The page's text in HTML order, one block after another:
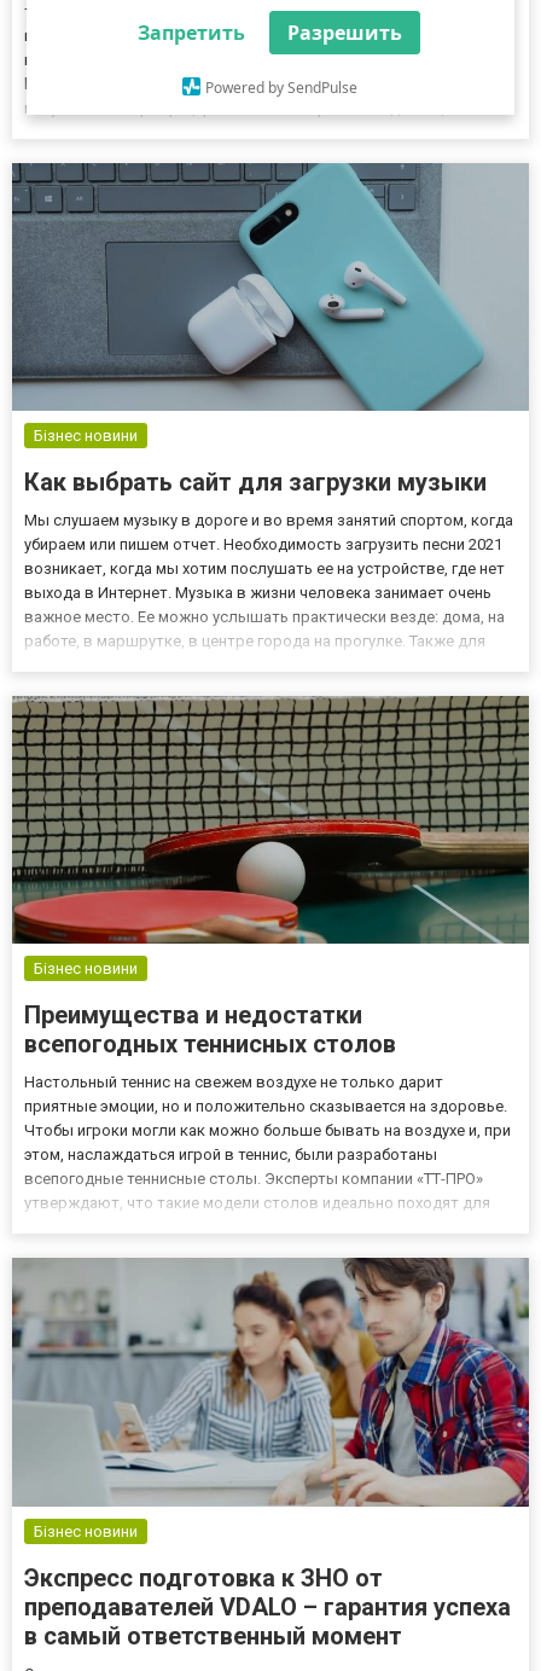
Запретить Разрешить
Powered by SendPulse
теплоаккумуляторов. Каждая модель имеет свои особенности -
преимущества и недостатки. Такую продукцию рекомендовано
покупать в надежной компании https://aqua-
life.ua/category/teploakkumulirujushie-baki/, которая предлагает
покупателям сертифицированный товар по выгодным ценам.
устройство необходимо учит...
Бізнес новини
Как выбрать сайт для загрузки музыки
Мы слушаем музыку в дороге и во время занятий спортом, когда
убираем или пишем отчет. Необходимость загрузить песни 2021
возникает, когда мы хотим послушать ее на устройстве, где нет
выхода в Интернет. Музыка в жизни человека занимает очень
важное место. Ее можно услышать практически везде: дома, на
работе, в маршрутке, в центре города на прогулке. Также для
Бізнес новини
Преимущества и недостатки
всепогодных теннисных столов
Настольный теннис на свежем воздухе не только дарит
приятные эмоции, но и положительно сказывается на здоровье.
Чтобы игроки могли как можно больше бывать на воздухе и, при
этом, наслаждаться игрой в теннис, были разработаны
всепогодные теннисные столы. Эксперты компании «ТТ-ПРО»
утверждают, что такие модели столов идеально походят для
Бізнес новини
Экспресс подготовка к ЗНО от
преподавателей VDALO – гарантия успеха
в самый ответственный момент